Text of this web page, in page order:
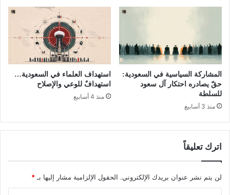
المشاركة السياسية في السعودية:
حقّ يصادره احتكار آل سعود
للسلطة
منذ 3 أسابيع
استهداف العلماء في السعودية…
استهدافٌ للوعي والإصلاح
منذ 4 أسابيع
اترك تعليقاً
لن يتم نشر عنوان بريدك الإلكتروني. الحقول الإلزامية مشار إليها بـ*